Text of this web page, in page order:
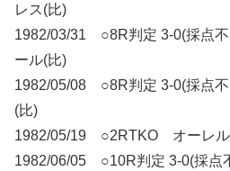
レス(比)
1982/03/31 ○8R判定 3-0(採点
ール(比)
1982/05/08 ○8R判定 3-0(採点
(比)
1982/05/19 ○2RTKO オーレル
1982/06/05 ○10R判定 3-0(採点